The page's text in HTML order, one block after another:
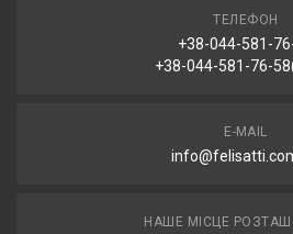
ТЕЛЕФОН
+38-044-581-
+38-044-581-76-
E-MAIL
НАШЕ МІСЦЕ